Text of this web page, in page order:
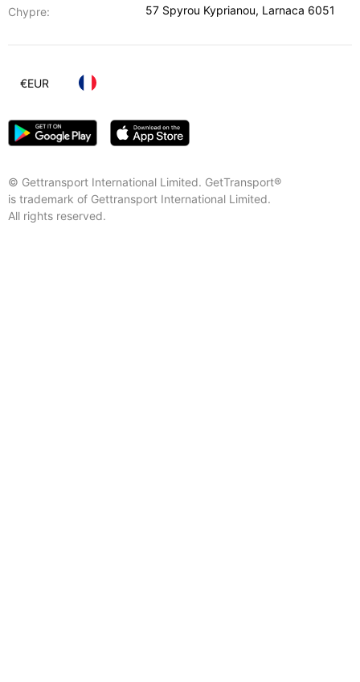
Chypre:
57 Spyrou Kyprianou, Larnaca 6051
© Gettransport International Limited. GetTransport®
is trademark of Gettransport International Limited.
All rights reserved.
€EUR